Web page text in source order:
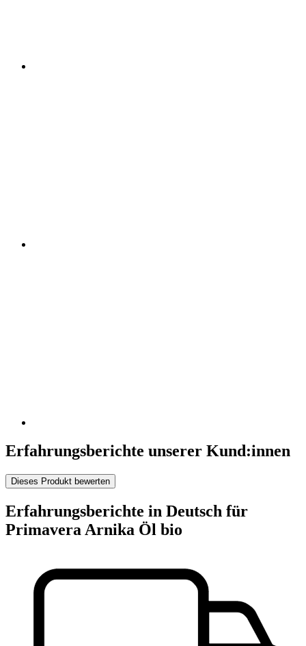
Erfahrungsberichte unserer Kund:innen
Dieses Produkt bewerten
Erfahrungsberichte in Deutsch für
Primavera Arnika Öl bio